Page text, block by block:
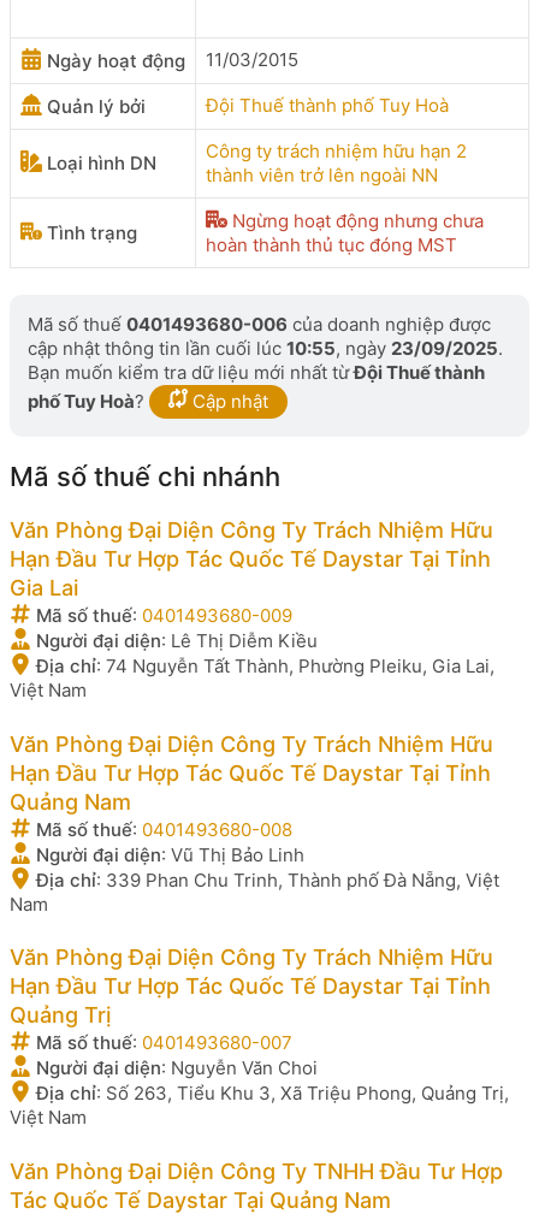
Ngày hoạt động 11/03/2015
Quản lý bởi Đội Thuế thành phố Tuy Hoà
Loại hình DN
Công ty trách nhiệm hữu hạn 2
thành viên trở lên ngoài NN
Tình trạng
Ngừng hoạt động nhưng chưa
hoàn thành thủ tục đóng MST
Mã số thuế 0401493680-006 của doanh nghiệp được
cập nhật thông tin lần cuối lúc 10:55, ngày 23/09/2025.
Bạn muốn kiểm tra dữ liệu mới nhất từĐội Thuế thành
phố Tuy Hoà? Cập nhật
Mã số thuế chi nhánh
Văn Phòng Đại Diện Công Ty Trách Nhiệm Hữu
Hạn Đầu Tư Hợp Tác Quốc Tế Daystar Tại Tỉnh
Gia Lai
Mã số thuế: 0401493680-009
Người đại diện: Lê Thị Diễm Kiều
Địa chỉ: 74 Nguyễn Tất Thành, Phường Pleiku, Gia Lai,
Việt Nam
Văn Phòng Đại Diện Công Ty Trách Nhiệm Hữu
Hạn Đầu Tư Hợp Tác Quốc Tế Daystar Tại Tỉnh
Quảng Nam
Mã số thuế: 0401493680-008
Người đại diện: Vũ Thị Bảo Linh
Địa chỉ: 339 Phan Chu Trinh, Thành phố Đà Nẵng, Việt
Nam
Văn Phòng Đại Diện Công Ty Trách Nhiệm Hữu
Hạn Đầu Tư Hợp Tác Quốc Tế Daystar Tại Tỉnh
Quảng Trị
Mã số thuế: 0401493680-007
Người đại diện: Nguyễn Văn Choi
Địa chỉ: Số 263, Tiểu Khu 3, Xã Triệu Phong, Quảng Trị,
Việt Nam
Văn Phòng Đại Diện Công Ty TNHH Đầu Tư Hợp
Tác Quốc Tế Daystar Tại Quảng Nam